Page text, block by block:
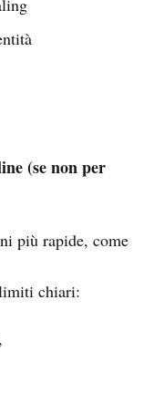
(se non per
più rapide, come
chiari: